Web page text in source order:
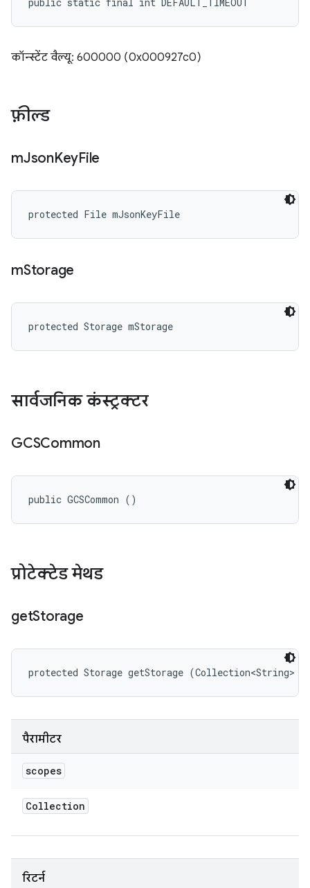
कॉन्स्टेंट वैल्यू: 600000 (0x000927c0)
फ़ील्ड
mJsonKeyFile
protected File mJsonKeyFile
mStorage
protected Storage mStorage
सार्वजनिक कंस्ट्रक्टर
GCSCommon
public GCSCommon ()
प्रोटेक्टेड मेथड
getStorage
protected Storage getStorage (Collection<String>
पैरामीटर
scopes
Collection
रिटर्न